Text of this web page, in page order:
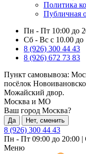
Политика
Публичная
Пн - Пт 10:00 до
Сб - Вс с 10.00 до
8 (926) 300 44 43
8 (926) 672 73 83
Пункт самовывоза:
посёлок
Можайский двор.
Москва и МО
Ваш город Москва?
Да Нет, сменить
8 (926) 300 44 43
Пн - Пт 09:00 до 20:00 |
Меню